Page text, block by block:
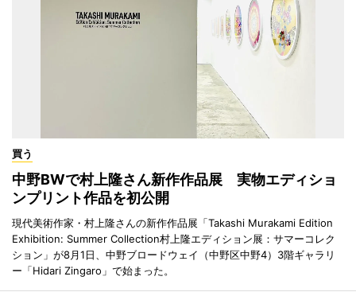
買う
中野BWで村上隆さん新作作品展 実物エディショ
ンプリント作品を初公開
現代美術作家・村上隆さんの新作作品展「Takashi Murakami Edition
Exhibition: Summer Collection村上隆エディション展：サマーコレク
ション」が8月1日、中野ブロードウェイ（中野区中野4）3階ギャラリ
ー「Hidari Zingaro」で始まった。